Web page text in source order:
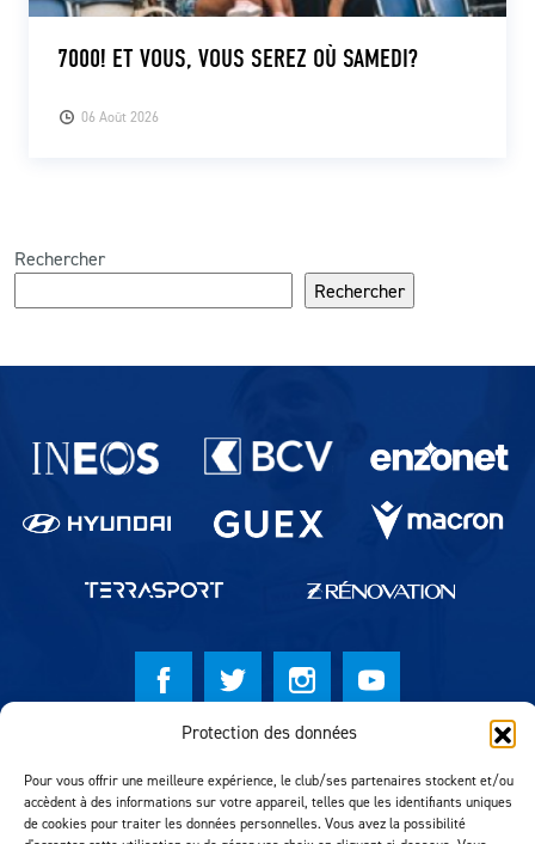
Protection des données
Pour vous offrir une meilleure expérience, le club/ses partenaires stockent et/ou
accèdent à des informations sur votre appareil, telles que les identifiants uniques
de cookies pour traiter les données personnelles. Vous avez la possibilité
06 Août 2026
7000! ET VOUS, VOUS SEREZ OÙ SAMEDI?
Rechercher
Rechercher
Partenaires du lausanne-Sport
Réalisation MTM Agency